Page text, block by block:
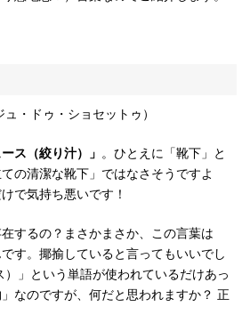
ュ・ドゥ・ショセットゥ）
ス（絞り汁）」 。ひとえに「靴下」と
の清潔な靴下」ではなさそうですよ
で気持ち悪いです！
するの？まさかまさか、この言葉は
です。揶揄していると言ってもいいでし
）」という単語が使われているだけあっ
なのですが、何だと思われますか？ 正